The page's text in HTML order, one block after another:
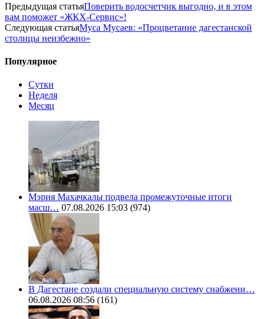
Предыдущая статьяПоверить водосчетчик выгодно, и в этом
вам поможет «ЖКХ-Сервис»!
Следующая статьяМуса Мусаев: «Процветание дагестанской
столицы неизбежно»
Популярное
Сутки
Неделя
Месяц
Мэрия Махачкалы подвела промежуточные итоги
масш… 07.08.2026 15:03 (974)
В Дагестане создали специальную систему снабжени…
06.08.2026 08:56 (161)